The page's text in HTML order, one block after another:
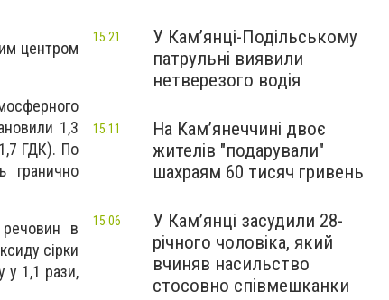
центром
1,3
ГДК). По
гранично
в
сірки
у 1,1 рази,
У Кам’янці-Подільському
патрульні виявили
нетверезого водія
15:21
На Камʼянеччині двоє
жителів "подарували"
шахраям 60 тисяч гривень
15:11
У Камʼянці засудили 28-
річного чоловіка, який
вчиняв насильство
стосовно співмешканки
15:06